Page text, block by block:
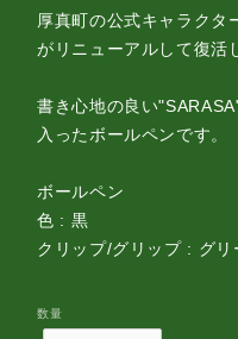
厚真町の公式キャラクタ
がリニューアルして復活
書き心地の良い
入ったボールペンです。
ボールペン
色 : 黒
クリップ/グリップ : グリ
数量